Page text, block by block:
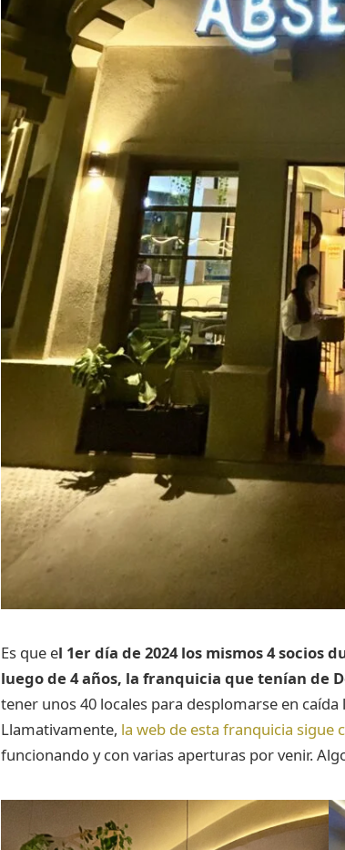
Es que el 1er día de 2024 los mismos 4
luego de 4 años, la franquicia que tenían de
tener unos 40 locales para desplomarse en
Llamativamente, la web de esta franquicia sigue
funcionando y con varias aperturas por venir.